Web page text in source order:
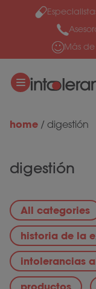
Ir al contenido
Más
home / digestión
digestión
All categories
historia de la
intolerancias
productos